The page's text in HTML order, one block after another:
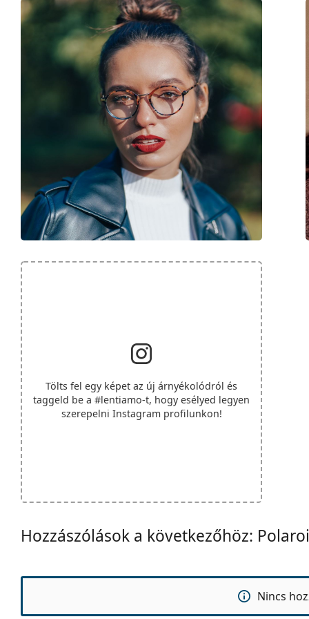
Tölts fel egy képet az új árnyékolódról és
taggeld be a #lentiamo-t, hogy esélyed legyen
szerepelni Instagram profilunkon!
Hozzászólások a következőhöz:
Nincs